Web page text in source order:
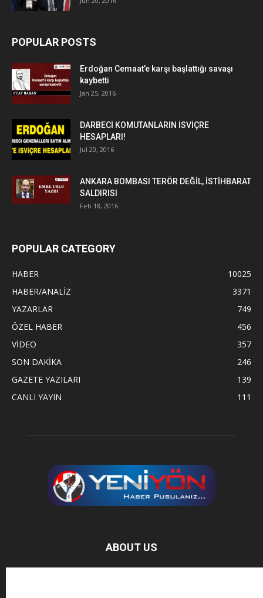
POPULAR POSTS
Erdoğan Cemaat’e karşı başlattığı savaşı
kaybetti
Jan 25, 2016
DARBECİ KOMUTANLARIN İSVİÇRE
HESAPLARI!
Jul 20, 2016
ANKARA BOMBASI TERÖR DEĞİL, İSTİHBARAT
SALDIRISI
Feb 18, 2016
POPULAR CATEGORY
HABER
10025
HABER/ANALİZ
3371
YAZARLAR
749
ÖZEL HABER
456
VİDEO
357
SON DAKİKA
246
GAZETE YAZILARI
139
CANLI YAYIN
111
ABOUT US